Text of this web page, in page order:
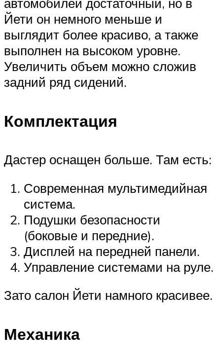
Йети он немного меньше и
выглядит более красиво, а также
выполнен на высоком уровне.
Увеличить объем можно сложив
задний ряд сидений.
Комплектация
Дастер оснащен больше. Там есть:
Современная мультимедийная
система.
Подушки безопасности
(боковые и передние).
Дисплей на передней панели.
Управление системами на руле.
Зато салон Йети намного красивее.
Механика